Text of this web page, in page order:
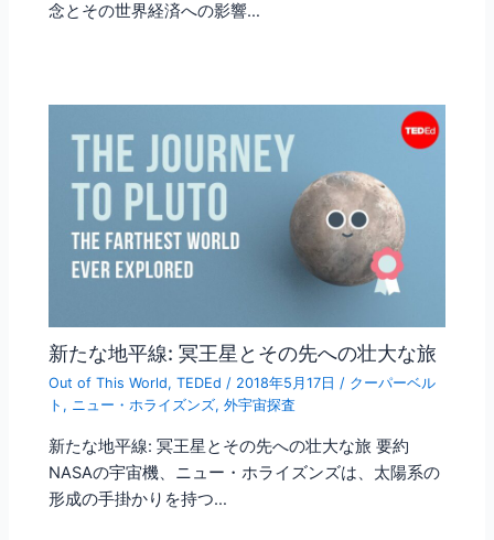
念とその世界経済への影響…
新たな地平線: 冥王星とその先への壮大な旅
Out of This World,TEDEd / 2018年5月17日/ クーパーベル
ト , ニュー・ホライズンズ,外宇宙探査
新たな地平線: 冥王星とその先への壮大な旅 要約
NASAの宇宙機、ニュー・ホライズンズは、太陽系の
形成の手掛かりを持つ…